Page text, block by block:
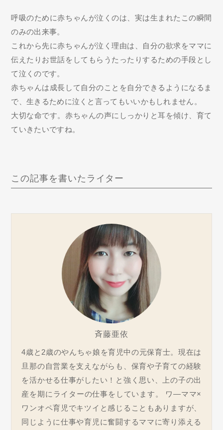
呼吸のために赤ちゃんが泣くのは、実は生まれたこの瞬間
のみの出来事。
これから先に赤ちゃんが泣く理由は、自分の欲求をママに
伝えたりお世話をしてもらうたったりするための手段とし
て泣くのです。
赤ちゃんは成長して自分のことを自分できるようになるま
で、生きるために泣くと言ってもいいかもしれません。
大切な命です。赤ちゃんの声にしっかりと耳を傾け、育て
ていきたいですね。
この記事を書いたライター
斉藤亜依
4歳と2歳のやんちゃ娘を育児中の元保育士。現在は
旦那の自営業を支えながらも、保育や子育ての経験
を活かせる仕事がしたい！と強く思い、上の子の出
産を期にライターの仕事をしています。 ワ―ママ×
ワンオペ育児でキツイと感じることもありますが、
同じように仕事や育児に奮闘するママに寄り添える